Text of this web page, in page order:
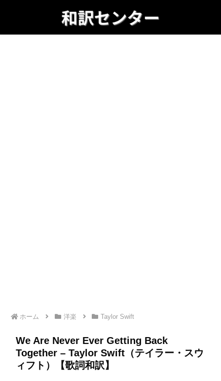
ホーム 洋楽 Taylor Swift
We Are Never Ever Getting Back
Together – Taylor Swift（テイラー・スウ
ィフト）【歌詞和訳】